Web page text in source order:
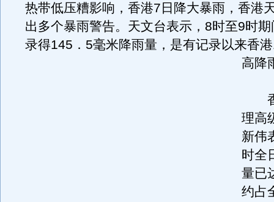
热带低压糟影响，香港7日降大暴雨，香港
出多个暴雨警告。天文台表示，8时至9时
录得145．5毫米降雨量，是有记录以来香
高降
香
理高
新伟
时全
量已
约占